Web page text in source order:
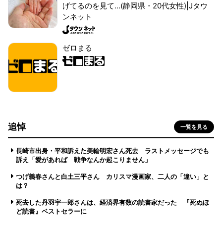
げてるのを見て...(静岡県・20代女性)|Jタウ
ンネット
ゼロまる
追悼 一覧を見る
長崎市出身・平和訴えた美輪明宏さん死去 ラストメッセージでも
訴え「愛があれば 戦争なんか起こりません」
つげ義春さんと白土三平さん カリスマ漫画家、二人の「違い」と
は？
死去した丹羽宇一郎さんは、経済界有数の読書家だった 『死ぬほ
ど読書』ベストセラーに